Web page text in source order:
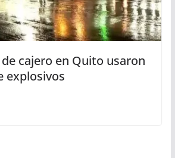
cajero en Quito usaron
explosivos